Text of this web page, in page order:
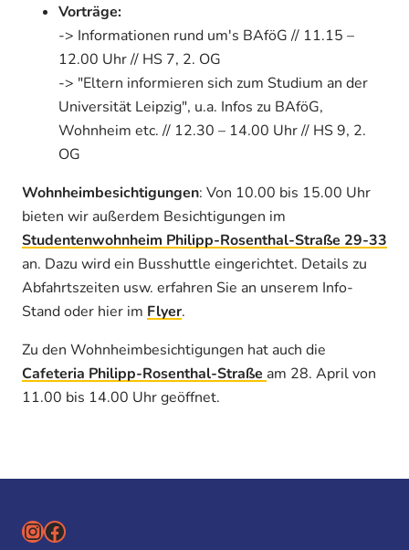
Vorträge:
-> Informationen rund um's BAföG // 11.15 –
12.00 Uhr // HS 7, 2. OG
-> "Eltern informieren sich zum Studium an der
Universität Leipzig", u.a. Infos zu BAföG,
Wohnheim etc. // 12.30 – 14.00 Uhr // HS 9, 2.
OG
Wohnheimbesichtigungen: Von 10.00 bis 15.00 Uhr
bieten wir außerdem Besichtigungen im
Studentenwohnheim Philipp-Rosenthal-Straße 29-33
an. Dazu wird ein Busshuttle eingerichtet. Details zu
Abfahrtszeiten usw. erfahren Sie an unserem Info-
Stand oder hier im Flyer.
Zu den Wohnheimbesichtigungen hat auch die
Cafeteria Philipp-Rosenthal-Straße am 28. April von
11.00 bis 14.00 Uhr geöffnet.
Instagram
Facebook